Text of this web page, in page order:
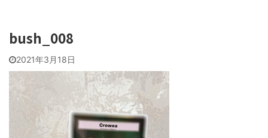
bush_008
2021年3月18日